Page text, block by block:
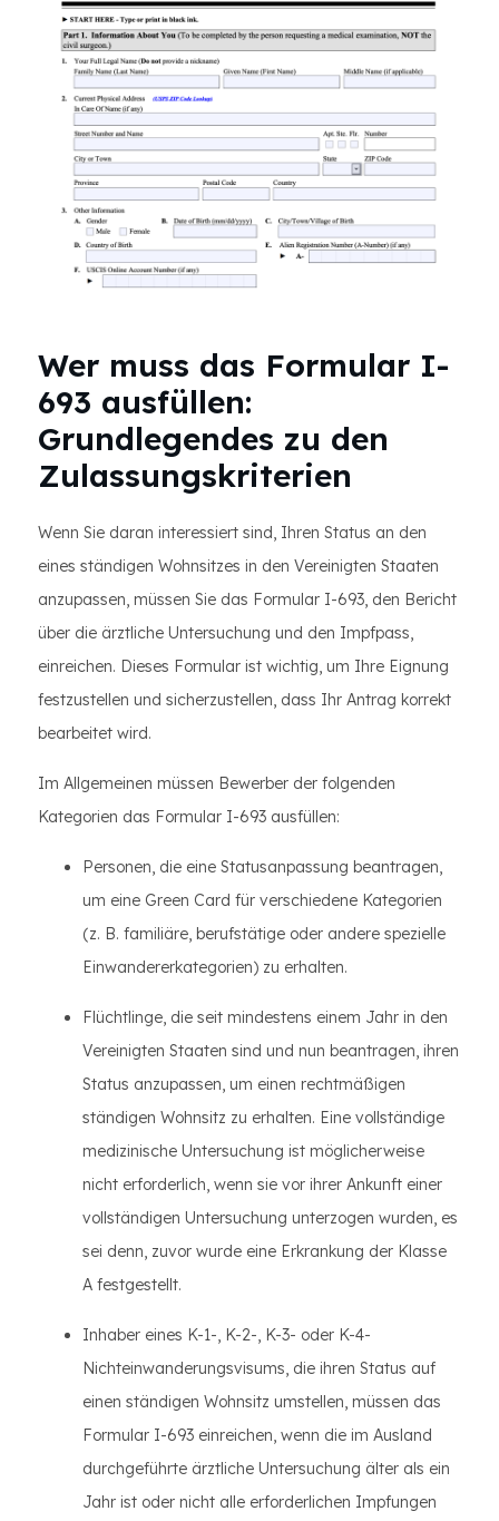
Wer muss das Formular I-
693 ausfüllen:
Grundlegendes zu den
Zulassungskriterien
Wenn Sie daran interessiert sind, Ihren Status an den
eines ständigen Wohnsitzes in den Vereinigten Staaten
anzupassen, müssen Sie das Formular I-693, den Bericht
über die ärztliche Untersuchung und den Impfpass,
einreichen. Dieses Formular ist wichtig, um Ihre Eignung
festzustellen und sicherzustellen, dass Ihr Antrag korrekt
bearbeitet wird.
Im Allgemeinen müssen Bewerber der folgenden
Kategorien das Formular I-693 ausfüllen:
Personen, die eine Statusanpassung beantragen,
um eine Green Card für verschiedene Kategorien
(z. B. familiäre, berufstätige oder andere spezielle
Einwandererkategorien) zu erhalten.
Flüchtlinge, die seit mindestens einem Jahr in den
Vereinigten Staaten sind und nun beantragen, ihren
Status anzupassen, um einen rechtmäßigen
ständigen Wohnsitz zu erhalten. Eine vollständige
medizinische Untersuchung ist möglicherweise
nicht erforderlich, wenn sie vor ihrer Ankunft einer
vollständigen Untersuchung unterzogen wurden, es
sei denn, zuvor wurde eine Erkrankung der Klasse
A festgestellt.
Inhaber eines K-1-, K-2-, K-3- oder K-4-
Nichteinwanderungsvisums, die ihren Status auf
einen ständigen Wohnsitz umstellen, müssen das
Formular I-693 einreichen, wenn die im Ausland
durchgeführte ärztliche Untersuchung älter als ein
Jahr ist oder nicht alle erforderlichen Impfungen